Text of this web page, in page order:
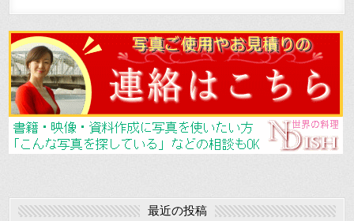
c
e
b
o
o
k
ai
l
e
最近の投稿